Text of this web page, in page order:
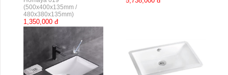
(500x400x135mm /
480x380x135mm)
1,350,000 đ